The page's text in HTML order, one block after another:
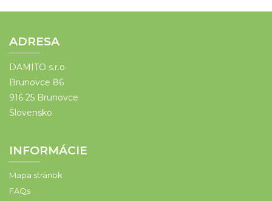
ADRESA
DAMITO s.r.o.
Brunovce 86
916 25 Brunovce
Slovensko
INFORMÁCIE
Mapa stránok
FAQs